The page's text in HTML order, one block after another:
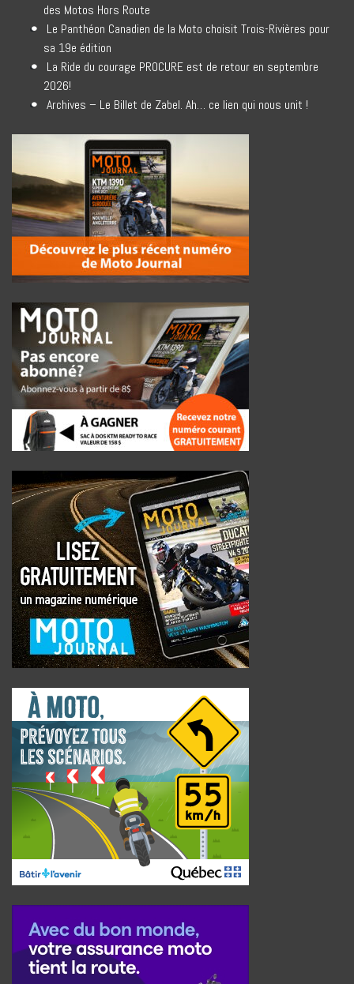
des Motos Hors Route
Le Panthéon Canadien de la Moto choisit Trois-Rivières pour
sa 19e édition
La Ride du courage PROCURE est de retour en septembre
2026!
Archives – Le Billet de Zabel. Ah… ce lien qui nous unit !